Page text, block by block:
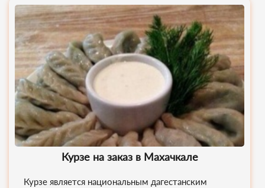
Курзе на заказ в Махачкале
Курзе является национальным дагестанским